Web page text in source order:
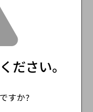
ださい。
すか?